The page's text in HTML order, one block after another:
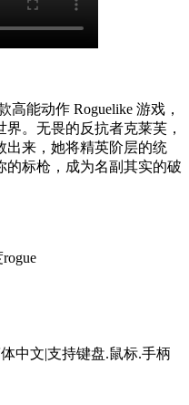
高能动作 Roguelike 游戏，
。无畏的反抗者克莱芙，
出来，她将精英阶层的统
的标枪，成为名副其实的破
中文|支持键盘.鼠标.手柄